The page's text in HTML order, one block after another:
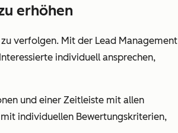
erhöhen
verfolgen. Mit der Lead Management
individuell ansprechen,
und einer Zeitleiste mit allen
individuellen Bewertungskriterien,